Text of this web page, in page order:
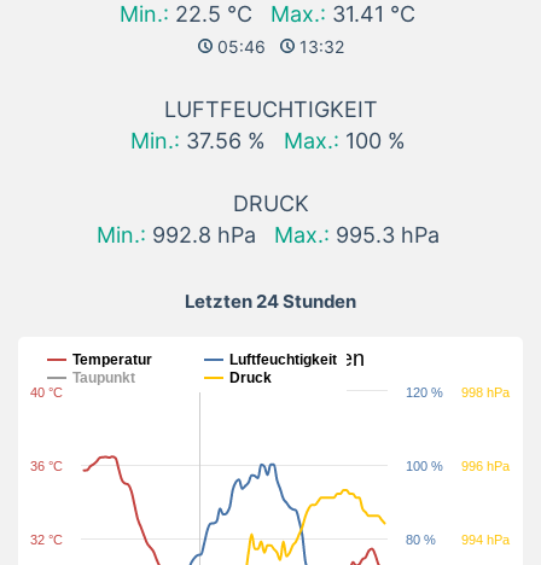
Min.: 22.5 °C Max.: 31.41 °C
05:46 13:32
LUFTFEUCHTIGKEIT
Min.: 37.56 % Max.: 100 %
DRUCK
Min.: 992.8 hPa Max.: 995.3 hPa
Letzten 24 Stunden
Letzten 24 Stunden
Temperatur
Luftfeuchtigkeit
Taupunkt
Druck
32 °C
36 °C
40 °C
80 %
100 %
120 %
994 hPa
996 hPa
998 hPa